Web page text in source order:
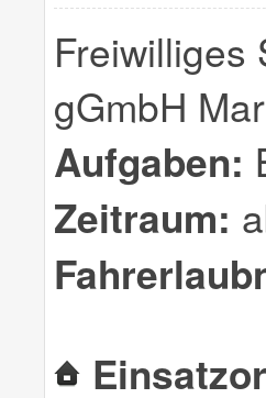
Freiwilliges
gGmbH
Aufgaben:
Zeitraum: